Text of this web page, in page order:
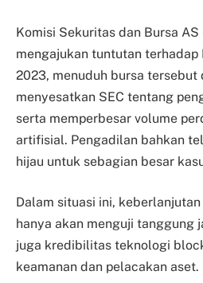
Komisi Sekuritas dan Bursa AS
mengajukan tuntutan terhadap
2023, menuduh bursa tersebut
menyesatkan SEC tentang
serta memperbesar volume
artifisial. Pengadilan bahkan
hijau untuk sebagian besar
Dalam situasi ini,
hanya akan menguji tanggung
juga kredibilitas teknologi
keamanan dan pelacakan